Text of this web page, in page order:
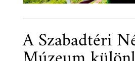
A Szabadtéri